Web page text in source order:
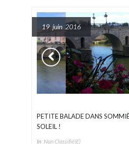
19 juin 2016
PETITE BALADE DANS
SOLEIL !
In Non Classifié(e)